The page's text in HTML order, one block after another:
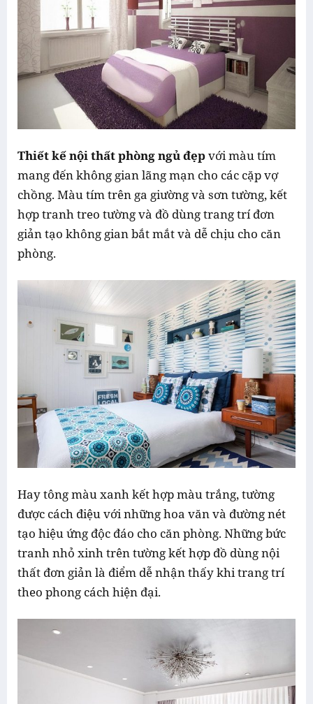
Thiết kế nội thất phòng ngủ đẹpvới màu tím
mang đến không gian lãng mạn cho các cặp vợ
chồng. Màu tím trên ga giường và sơn tường, kết
hợp tranh treo tường và đồ dùng trang trí đơn
giản tạo không gian bắt mắt và dễ chịu cho căn
phòng.
Hay tông màu xanh kết hợp màu trắng, tường
được cách điệu với những hoa văn và đường nét
tạo hiệu ứng độc đáo cho căn phòng. Những bức
tranh nhỏ xinh trên tường kết hợp đồ dùng nội
thất đơn giản là điểm dễ nhận thấy khi trang trí
theo phong cách hiện đại.